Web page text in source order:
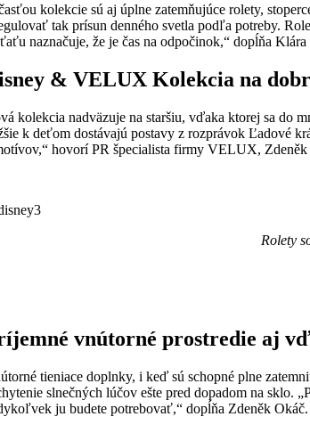
kolekcie sú aj úplne zatemňujúce rolety,
tak prísun denného svetla podľa potreby.
naznačuje, že je čas na odpočinok,“ dopĺňa
& VELUX Kolekcia na
kolekcia nadväzuje na staršiu, vďaka ktorej sa do
k deťom dostávajú postavy z rozprávok Ľadové
hovorí PR špecialista firmy VELUX, Zdeněk
Rolety
vnútorné prostredie aj
tieniace doplnky, i keď sú schopné plne
slnečných lúčov ešte pred dopadom na sklo.
ju budete potrebovať,“ dopĺňa Zdeněk Okáč.